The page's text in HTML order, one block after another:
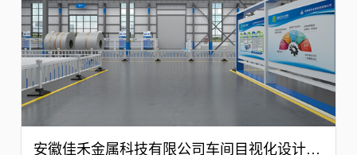
安徽佳禾金属科技有限公司车间目视化设计案